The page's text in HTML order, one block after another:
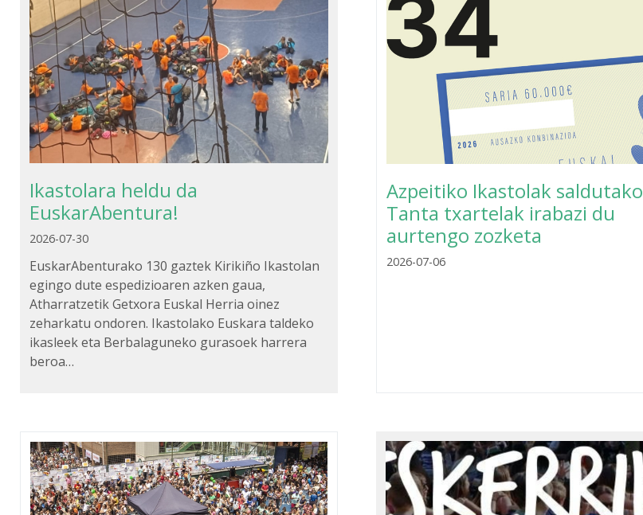
Ikastolara heldu da
EuskarAbentura!
2026-07-30
EuskarAbenturako 130 gaztek Kirikiño Ikastolan
egingo dute espedizioaren azken gaua,
Atharratzetik Getxora Euskal Herria oinez
zeharkatu ondoren. Ikastolako Euskara taldeko
ikasleek eta Berbalaguneko gurasoek harrera
beroa…
Azpeitiko Ikastolak saldutako
Tanta txartelak irabazi du
aurtengo zozketa
2026-07-06